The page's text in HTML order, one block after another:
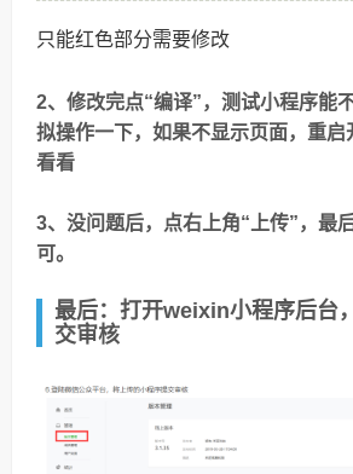
只能红色部分需要修改
2、修改完点“编译”，测试小程序能
拟操作一下，如果不显示页面，重启
看看
3、没问题后，点右上角“上传”，最
可。
最后：打开weixin小程序后台
交审核